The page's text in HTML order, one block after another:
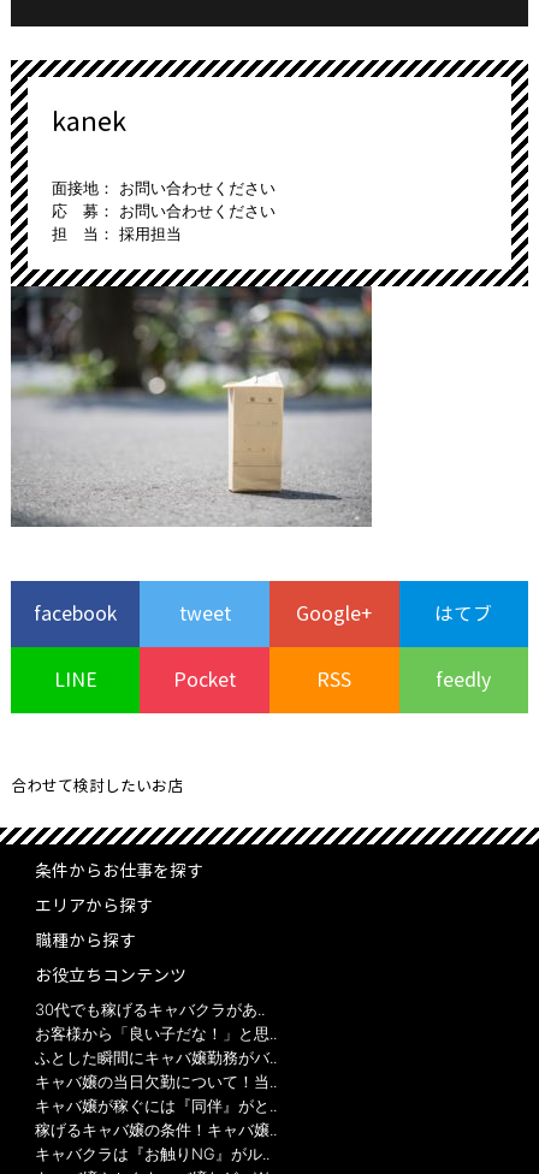
kanek
面接地： お問い合わせください
応 募： お問い合わせください
担 当： 採用担当
facebook tweet Google+ はてブ
LINE Pocket RSS feedly
合わせて検討したいお店
条件からお仕事を探す
エリアから探す
職種から探す
お役立ちコンテンツ
30代でも稼げるキャバクラがあ..
お客様から「良い子だな！」と思..
ふとした瞬間にキャバ嬢勤務がバ..
キャバ嬢の当日欠勤について！当..
キャバ嬢が稼ぐには『同伴』がと..
稼げるキャバ嬢の条件！キャバ嬢..
キャバクラは『お触りNG』がル..